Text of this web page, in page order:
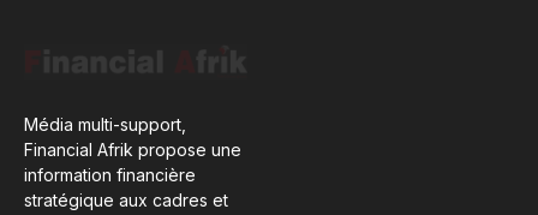
Média multi-support,
Financial Afrik propose une
information financière
stratégique aux cadres et